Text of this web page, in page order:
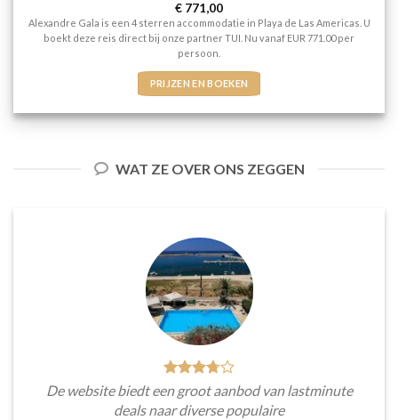
Gewaardeerd
4uit 5
€ 771,00
Alexandre Gala is een 4 sterren accommodatie in Playa de Las Americas. U
boekt deze reis direct bij onze partner TUI. Nu vanaf EUR 771.00 per
persoon.
PRIJZEN EN BOEKEN
WAT ZE OVER ONS ZEGGEN
De website biedt een groot aanbod van lastminute
deals naar diverse populaire